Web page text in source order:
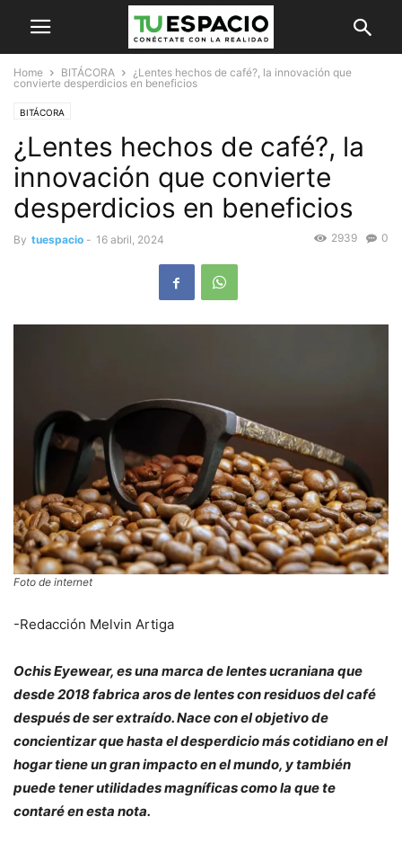
Home BITÁCORA
¿Lentes hechos de café?, la innovación que
convierte desperdicios en beneficios
BITÁCORA
¿Lentes hechos de café?, la
innovación que convierte
desperdicios en beneficios
By tuespacio - 16 abril, 2024 0
2939
Foto de internet
-Redacción Melvin Artiga
Ochis Eyewear, es una marca de lentes ucraniana que
desde 2018 fabrica aros de lentes con residuos del café
después de ser extraído. Nace con el objetivo de
concientizar que hasta el desperdicio más cotidiano en el
hogar tiene un gran impacto en el mundo, y también
puede tener utilidades magníficas como la que te
contaré en esta nota.